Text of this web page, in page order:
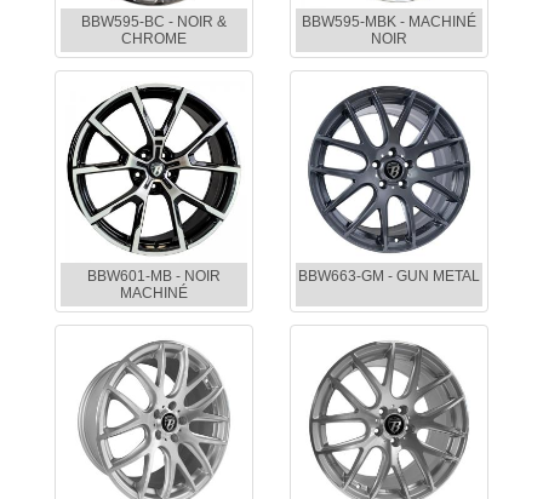
BBW595-BC - NOIR &
CHROME
BBW595-MBK - MACHINÉ
NOIR
BBW601-MB - NOIR
MACHINÉ
BBW663-GM - GUN METAL